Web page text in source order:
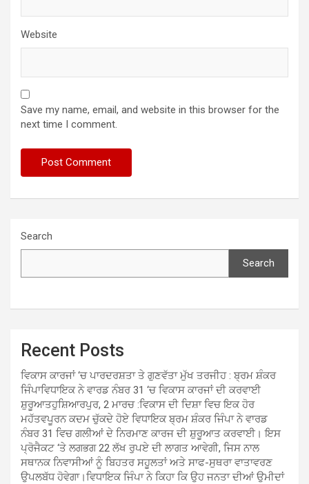
Website
Save my name, email, and website in this browser for the
next time I comment.
Search
Search
Recent Posts
ਵਿਕਾਸ ਕਾਰਜਾਂ ‘ਚ ਪਾਰਦਰਸ਼ਤਾ ਤੇ ਗੁਣਵੱਤਾ ਮੁੱਖ ਤਰਜੀਹ : ਬ੍ਰਮ ਸ਼ੰਕਰ
ਜਿੰਪਾਵਿਧਾਇਕ ਨੇ ਵਾਰਡ ਨੰਬਰ 31 ‘ਚ ਵਿਕਾਸ ਕਾਰਜਾਂ ਦੀ ਕਰਵਾਈ
ਸ਼ੁਰੂਆਤਹੁਸ਼ਿਆਰਪੁਰ, 2 ਮਾਰਚ :ਵਿਕਾਸ ਦੀ ਦਿਸ਼ਾ ਵਿਚ ਇਕ ਹੋਰ
ਮਹੱਤਵਪੂਰਨ ਕਦਮ ਚੁੱਕਦੇ ਹੋਏ ਵਿਧਾਇਕ ਬ੍ਰਮ ਸ਼ੰਕਰ ਜਿੰਪਾ ਨੇ ਵਾਰਡ
ਨੰਬਰ 31 ਵਿਚ ਗਲੀਆਂ ਦੇ ਨਿਰਮਾਣ ਕਾਰਜ ਦੀ ਸ਼ੁਰੂਆਤ ਕਰਵਾਈ। ਇਸ
ਪ੍ਰੋਜੈਕਟ ‘ਤੇ ਲਗਭਗ 22 ਲੱਖ ਰੁਪਏ ਦੀ ਲਾਗਤ ਆਵੇਗੀ, ਜਿਸ ਨਾਲ
ਸਥਾਨਕ ਨਿਵਾਸੀਆਂ ਨੂੰ ਬਿਹਤਰ ਸਹੂਲਤਾਂ ਅਤੇ ਸਾਫ-ਸੁਥਰਾ ਵਾਤਾਵਰਣ
ਉਪਲਬੱਧ ਹੋਵੇਗਾ।ਵਿਧਾਇਕ ਜਿੰਪਾ ਨੇ ਕਿਹਾ ਕਿ ਉਹ ਜਨਤਾ ਦੀਆਂ ਉਮੀਦਾਂ